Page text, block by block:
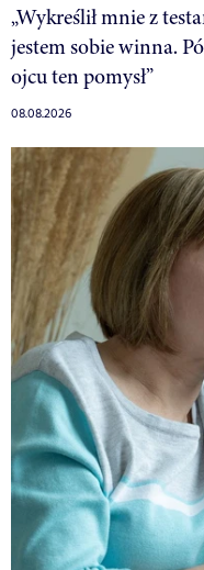
„Wykreślił mnie z
jestem sobie winna.
ojcu ten pomysł”
08.08.2026